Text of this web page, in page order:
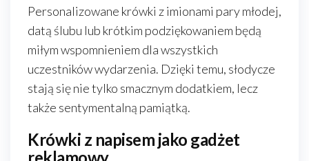
Personalizowane krówki z imionami pary młodej,
datą ślubu lub krótkim podziękowaniem będą
miłym wspomnieniem dla wszystkich
uczestników wydarzenia. Dzięki temu, słodycze
stają się nie tylko smacznym dodatkiem, lecz
także sentymentalną pamiątką.
Krówki z napisem jako gadżet